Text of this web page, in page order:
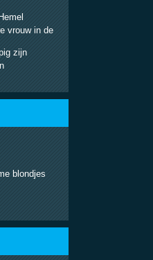
vrouw in de
zijn
blondjes